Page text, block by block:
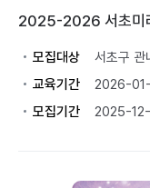
2025-2026 서초미
모집대상
서초구 관
교육기간
2026-
모집기간
2025-